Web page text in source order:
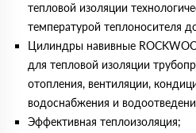
тепловой изоляции
температурой теплоносителя
Цилиндры навивные
для тепловой изоляции
отопления, вентиляции,
водоснабжения и
Эффективная теплоизоляция;